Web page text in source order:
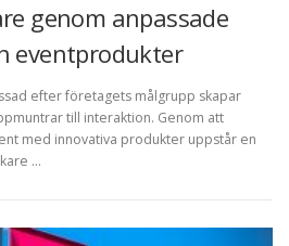
genom anpassade
eventprodukter
efter företagets målgrupp skapar
till interaktion. Genom att
med innovativa produkter uppstår en
…